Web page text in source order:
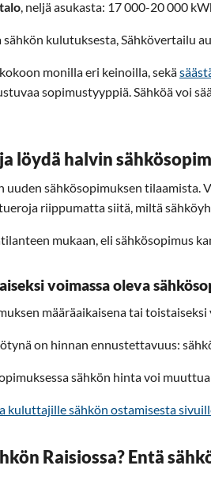
, neljä asukasta: 17 000-20 000
kulutuksesta, Sähkövertailu
monilla eri keinoilla, sekä
sopimustyyppiä. Sähköä voi
löydä halvin
uuden sähkösopimuksen
riippumatta siitä, miltä
mukaan, eli sähkösopimus
voimassa oleva
määräaikaisena tai
on hinnan ennustettavuus:
sähkön hinta voi
kuluttajille sähkön ostamisesta
Raisiossa? Entä